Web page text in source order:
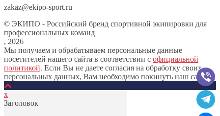
zakaz@ekipo-sport.ru
© ЭКИПО - Российский бренд спортивной экипировки для
профессиональных команд
, 2026
Мы получаем и обрабатываем персональные данные
посетителей нашего сайта в соответствии с официальной
политикой. Если Вы не даете согласия на обработку своих
персональных данных, Вам необходимо покинуть наш сайт.
х
Заголовок